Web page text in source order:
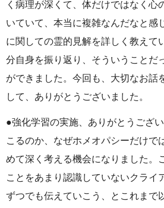
く病理が深くて、体だけではなく心
いていて、本当に複雑なんだなと感
に関しての霊的見解を詳しく教えて
分自身を振り返り、そういうことだ
ができました。今回も、大切なお話
して、ありがとうございました。
●強化学習の実施、ありがとうござ
こるのか、なぜホメオパシーだけで
めて深く考える機会になりました。
ことをあまり認識していないクライ
ずつでも伝えていこう、とこれまで